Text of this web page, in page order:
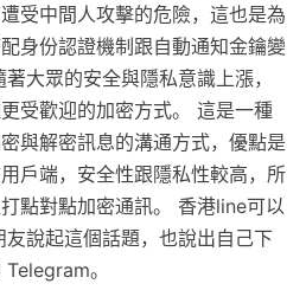
受中間人攻擊的危險，這也是為
身份認證機制跟自動通知金鑰變
大眾的安全與隱私意識上漲，
受歡迎的加密方式。 這是一種
與解密訊息的溝通方式，優點是
戶端，安全性跟隱私性較高，所
點對點加密通訊。 香港line可以
說起這個話題，也說出自己下
。